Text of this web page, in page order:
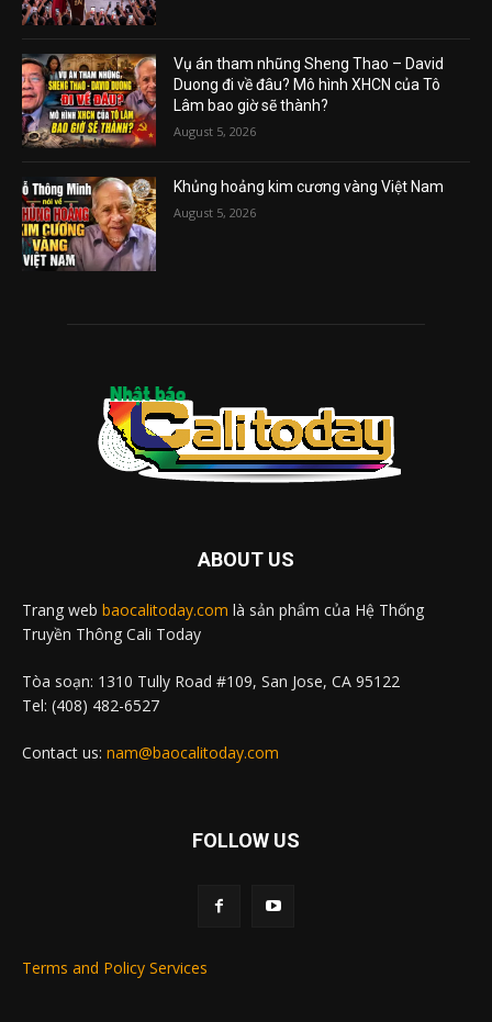
Vụ án tham nhũng Sheng Thao – David
Duong đi về đâu? Mô hình XHCN của Tô
Lâm bao giờ sẽ thành?
August 5, 2026
Khủng hoảng kim cương vàng Việt Nam
August 5, 2026
ABOUT US
Trang web baocalitoday.com là sản phẩm của Hệ Thống
Truyền Thông Cali Today
Tòa soạn: 1310 Tully Road #109, San Jose, CA 95122
Tel: (408) 482-6527
Contact us: nam@baocalitoday.com
FOLLOW US
Terms and Policy Services